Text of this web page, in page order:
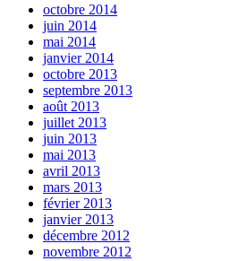
octobre 2014
juin 2014
mai 2014
janvier 2014
octobre 2013
septembre 2013
août 2013
juillet 2013
juin 2013
mai 2013
avril 2013
mars 2013
février 2013
janvier 2013
décembre 2012
novembre 2012